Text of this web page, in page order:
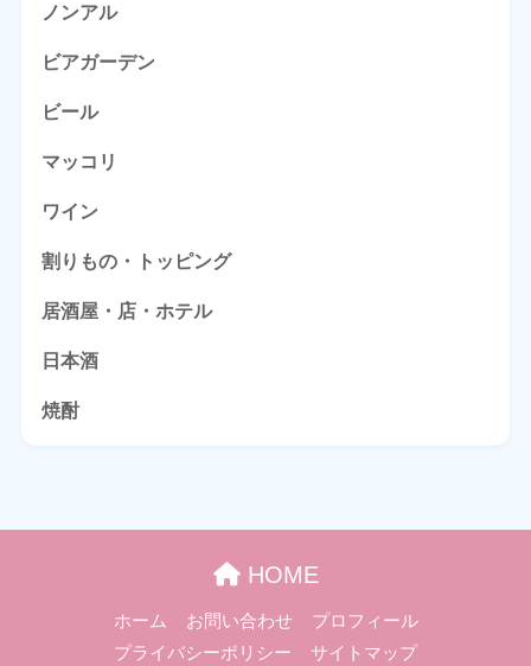
ノンアル
ビアガーデン
ビール
マッコリ
ワイン
割りもの・トッピング
居酒屋・店・ホテル
日本酒
焼酎
HOME
ホーム お問い合わせ
プロフィール
プライバシーポリシー
サイトマップ